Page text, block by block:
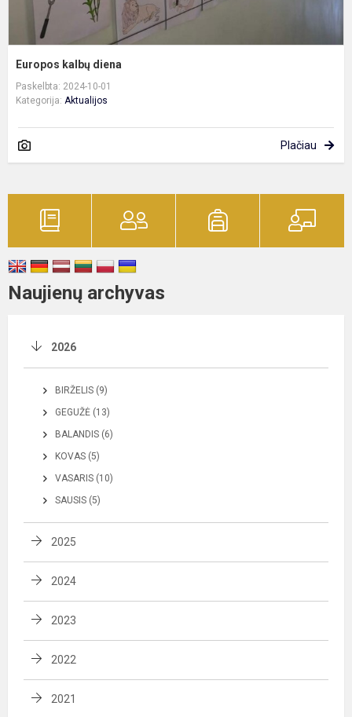
Europos kalbų diena
Paskelbta: 2024-10-01
Kategorija: Aktualijos
Plačiau
Naujienų archyvas
2026
BIRŽELIS (9)
GEGUŽĖ (13)
BALANDIS (6)
KOVAS (5)
VASARIS (10)
SAUSIS (5)
2025
2024
2023
2022
2021